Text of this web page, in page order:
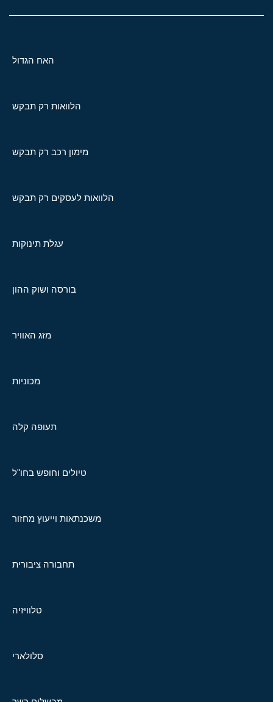
האח הגדול
הלוואות רק תבקש
מימון רכב רק תבקש
הלוואות לעסקים רק תבקש
עגלת תינוקות
בורסה ושוק ההון
מזג האוויר
מכוניות
תעופה קלה
טיולים וחופש בחו"ל
משכנתאות וייעוץ מחזור
תחבורה ציבורית
טלוויזיה
סלולארי